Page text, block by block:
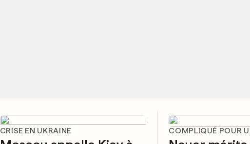
CRISE EN UKRAINE COMPLIQUÉ POUR